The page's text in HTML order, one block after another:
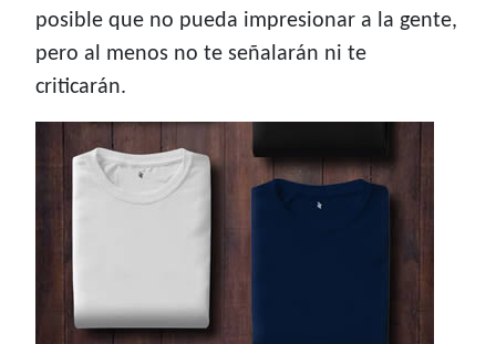
posible que no pueda impresionar a la gente,
pero al menos no te señalarán ni te
criticarán.